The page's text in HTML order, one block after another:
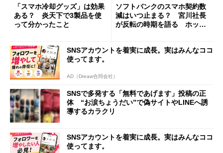
「スマホ冷却グッズ」は効果
ある？ 炎天下で3製品を使
って分かったこと
ソフトバンクのスマホ契約数
減はいつ止まる？ 宮川社長
が反転の時期を語る ホッピ
SNSアカウントを着実に成長。実はみんなココ
使ってます。
AD（Dreaw合同会社）
SNSで多発する「無料であげます」投稿の正
体 “お涙ちょうだい”で偽サイトやLINEへ誘
導するカラクリ
SNSアカウントを着実に成長。実はみんなココ
使ってます。